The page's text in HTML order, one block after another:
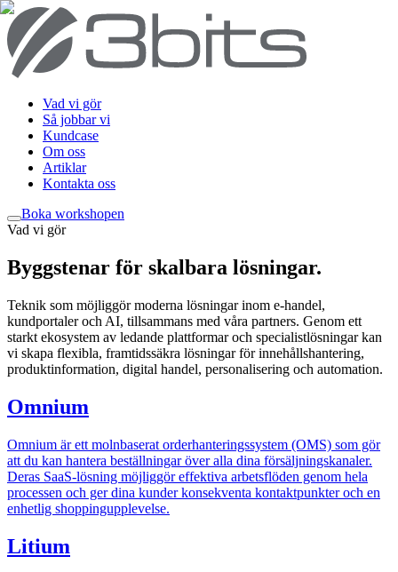
Vad vi gör
Så jobbar vi
Kundcase
Om oss
Artiklar
Kontakta oss
Boka workshopen
Vad vi gör
Byggstenar för skalbara lösningar.
Teknik som möjliggör moderna lösningar inom e-handel,
kundportaler och AI, tillsammans med våra partners. Genom ett
starkt ekosystem av ledande plattformar och specialistlösningar kan
vi skapa flexibla, framtidssäkra lösningar för innehållshantering,
produktinformation, digital handel, personalisering och automation.
Omnium
Omnium är ett molnbaserat orderhanteringssystem (OMS) som gör
att du kan hantera beställningar över alla dina försäljningskanaler.
Deras SaaS-lösning möjliggör effektiva arbetsflöden genom hela
processen och ger dina kunder konsekventa kontaktpunkter och en
enhetlig shoppingupplevelse.
Litium